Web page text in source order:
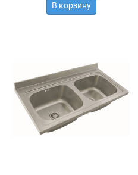
В корзину